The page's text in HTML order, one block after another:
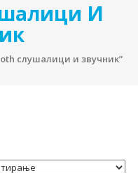
И
слушалици и звучник”